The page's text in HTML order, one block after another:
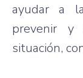
ayudar a
prevenir y
situación,